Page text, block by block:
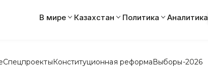
В мире Казахстан Политика Аналитика
СпецпроектыКонституционная реформаВыборы-2026